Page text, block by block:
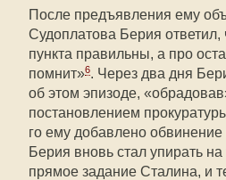
После предъявления ему
Судоплатова Берия ответил,
пункта правильны, а про
помнит»6. Через два дня
об этом эпизоде,
постановлением
го ему добавлено
Берия вновь стал упирать
прямое задание Сталина, и